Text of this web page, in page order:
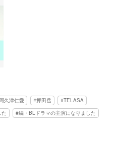
久津仁愛 押田岳
TELASA
続・BLドラマの主演になりました